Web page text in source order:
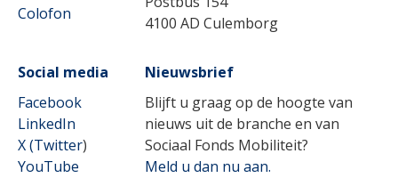
Colofon
4100 AD Culemborg
Social media
Facebook
LinkedIn
X (Twitter)
YouTube
Nieuwsbrief
Blijft u graag op de hoogte van
nieuws uit de branche en van
Sociaal Fonds Mobiliteit?
Meld u dan nu aan.